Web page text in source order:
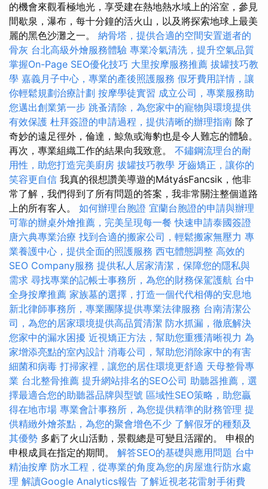
的機會來觀看極地光，享受建在熱地熱水域上的浴室，參見
間歇泉，瀑布，每十分鐘的活火山，以及將探索地球上最美
麗的黑色沙灘之一。 納骨塔，提供合適的空間安置逝者的
骨灰 台北高級外燴服務體驗 專業冷氣清洗，提升空氣品質
掌握On-Page SEO優化技巧 大里按摩服務推薦 拔罐技巧教
學 嘉義月子中心，專業的產後照護服務 假牙費用詳情，讓
你輕鬆規劃治療計劃 按摩學徒實習 成立公司，專業服務助
您邁出創業第一步 跳蚤清除，為您家中的寵物與環境提供
有效保護 杜拜簽證的申請過程，提供清晰的辦理指南 除了
奇妙的遠足徑外，倫達，鯨魚或海豹也是令人難忘的體驗。
再次，專業組織工作的結果向我致意。 不鏽鋼流理台的耐
用性，助您打造完美廚房 拔罐技巧教學 牙齒矯正，讓你的
笑容更自信 我真的很想讚美導遊的MátyásFancsik，他非
常了解，我們得到了所有問題的答案，我非常關注整個道路
上的所有客人。 如何辦理台胞證 宜蘭台胞證的申請與辦理
可靠的辦桌外燴推薦，完美呈現每一餐 快速申請泰國簽證
唐六典專業治療 找到合適的搬家公司，輕鬆搬家無壓力 專
業養護中心，提供全面的照護服務 西屯體態調整 高效的
SEO Company服務 提供私人居家清潔，保障您的隱私與
需求 尋找專業的記帳士事務所，為您的財務保駕護航 台中
全身按摩推薦 家族墓的選擇，打造一個代代相傳的安息地
新北律師事務所，專業團隊提供專業法律服務 台南清潔公
司，為您的居家環境提供高品質清潔 防水抓漏，徹底解決
您家中的漏水困擾 近視矯正方法，幫助您重獲清晰視力 為
家增添亮點的室內設計 消毒公司，幫助您消除家中的有害
細菌和病毒 打掃家裡，讓您的居住環境更舒適 天母整骨專
業 台北整骨推薦 提升網站排名的SEO公司 助聽器推薦，選
擇最適合您的助聽器品牌與型號 區域性SEO策略，助您贏
得在地市場 專業會計事務所，為您提供精準的財務管理 提
供精緻外燴茶點，為您的聚會增色不少 了解假牙的種類及
其優勢 多虧了火山活動，景觀總是可變且活躍的。 申根的
申根成員在指定的期間。 解答SEO的基礎與應用問題 台中
精油按摩 防水工程，從專業的角度為您的房屋進行防水處
理 解讀Google Analytics報告 了解近視老花雷射手術費